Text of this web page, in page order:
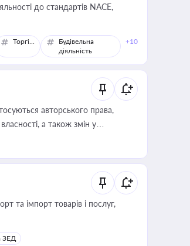
до стандартів NACE,
Торгівля
Будівельна
діяльність
+10
авторського права,
а також змін у
та імпорт товарів і послуг,
ЗЕД